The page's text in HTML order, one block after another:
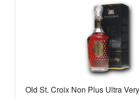
Old St. Croix Non Plus Ultra